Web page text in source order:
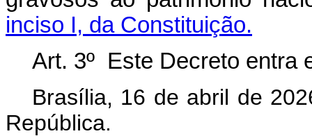
inciso I, da Constituição.
Art. 3º Este Decreto entra
Brasília, 16 de abril de
República.